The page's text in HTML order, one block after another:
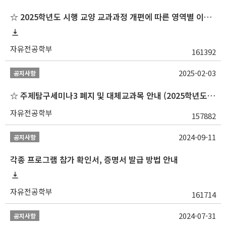
☆ 2025학년도 시행 교양 교과과정 개편에 따른 영역별 이수 안내
자유전공학부 161392
공지사항
☆ 주제탐구세미나3 폐지 및 대체교과목 안내 (2025학년도 1학기부터)
자유전공학부 157882
2025-02-03
공지사항
각종 프로그램 참가 확인서, 증명서 발급 방법 안내
자유전공학부 161714
2024-09-11
공지사항 2024-07-31